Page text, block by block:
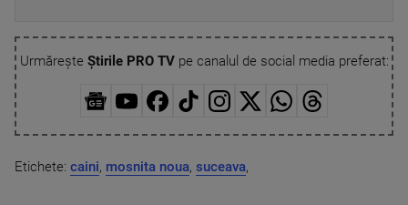
Urmărește Știrile PRO TVpe canalul de social media preferat:
Etichete: caini, mosnita noua, suceava,